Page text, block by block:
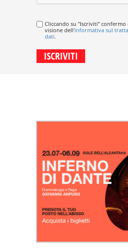
Cliccando su "Iscriviti" confermo
visione dell'informativa sul
dati.